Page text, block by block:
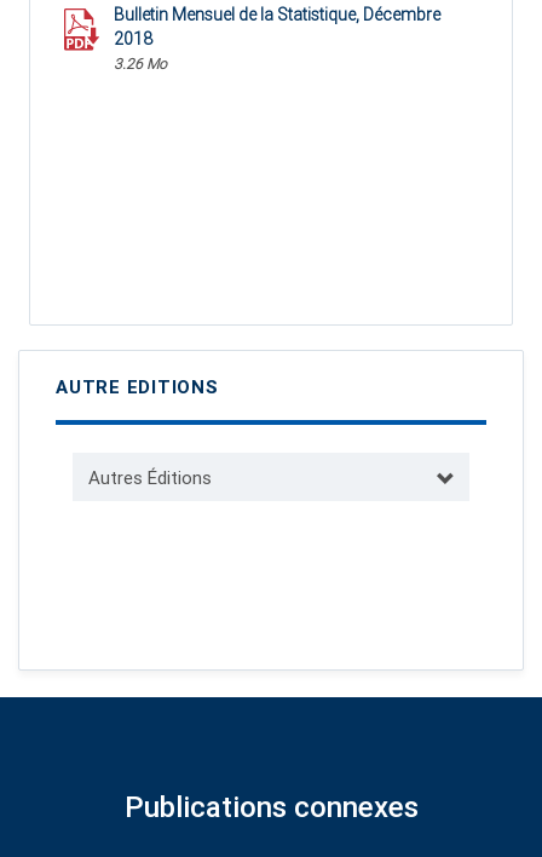
Bulletin Mensuel de la Statistique, Décembre
2018
3.26 Mo
AUTRE EDITIONS
Autres Éditions
Publications connexes